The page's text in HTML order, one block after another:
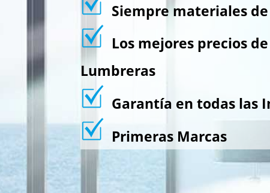
Siempre materiales
Los mejores precios
Lumbreras
Garantía en todas las
Primeras Marcas